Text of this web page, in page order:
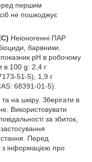
першим
не пошкоджує
Неіоногенні ПАР
барвники.
pH в робочому
в 100 g: 2,4 г
51-5), 1,9 г
68391-01-5).
на шкіру. Зберігати в
Використовувати
за збиток,
Перед
інформацією про